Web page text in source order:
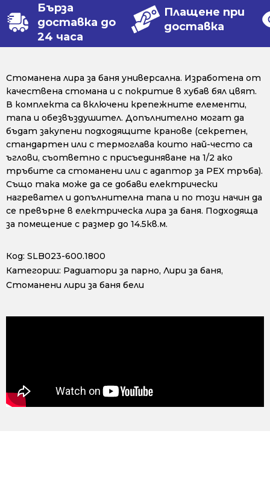
Бърза
доставка до
24 часа
Плащене при
доставка
Стоманена лира за баня универсална. Изработена от
качествена стомана и с покритие в хубав бял цвят.
В комплекта са включени крепежните елементи,
тапа и обезвъздушител. Допълнително могат да
бъдат закупени подходящите кранове (секретен,
стандартен или с термоглава които най-често са
ъглови, съответно с присъединяване на 1/2 ако
тръбите са стоманени или с адаптор за PEX тръба).
Също така може да се добави електрически
нагревател и допълнителна тапа и по този начин да
се превърне в електрическа лира за баня. Подходяща
за помещение с размер до 14.5кв.м.
Код: SLB023-600.1800
Категории: Радиатори за парно, Лири за баня,
Стоманени лири за баня бели